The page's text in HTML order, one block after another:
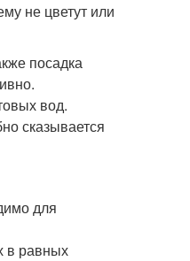
не цветут или
посадка
вод.
сказывается
для
в равных